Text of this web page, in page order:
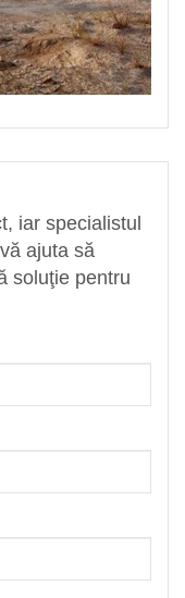
iar specialistul
ajuta să
soluţie pentru